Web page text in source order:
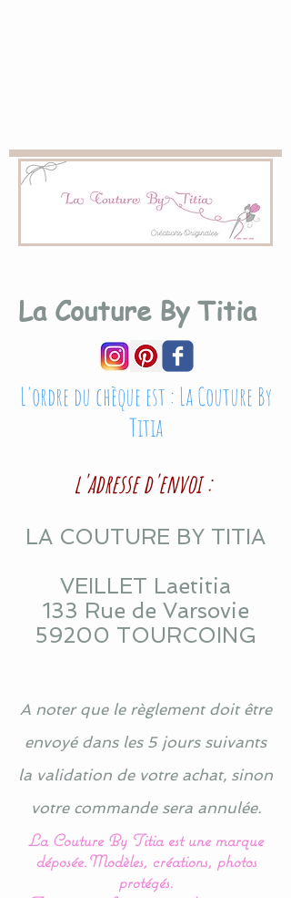
La Couture By Titia
L'ordre du chèque est : La Couture By
Titia
l'adresse d'envoi :
LA COUTURE BY TITIA
VEILLET Laetitia
133 Rue de Varsovie
59200 TOURCOING
A noter que le règlement doit être
envoyé dans les 5 jours suivants
la validation de votre achat, sinon
votre commande sera annulée.
La Couture By Titia est une marque
déposée.Modèles, créations, photos
protégés.